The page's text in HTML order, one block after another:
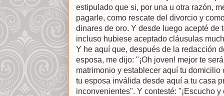
estipulado que si, por una u otra razón,
pagarle, como rescate del divorcio y
dinares de oro. Y desde luego acepté de
incluso hubiese aceptado cláusulas
Y he aquí que, después de la redacción
esposa, me dijo: "¡Oh joven! mejor te
matrimonio y establecer aquí tu
tu esposa inválida desde aquí a tu casa
inconvenientes". Y contesté: "¡Escucho y